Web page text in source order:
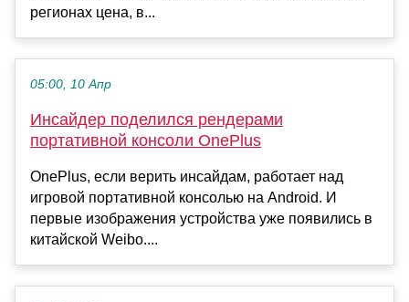
регионах цена, в...
05:00, 10 Апр
Инсайдер поделился рендерами
портативной консоли OnePlus
OnePlus, если верить инсайдам, работает над
игровой портативной консолью на Android. И
первые изображения устройства уже появились в
китайской Weibo....